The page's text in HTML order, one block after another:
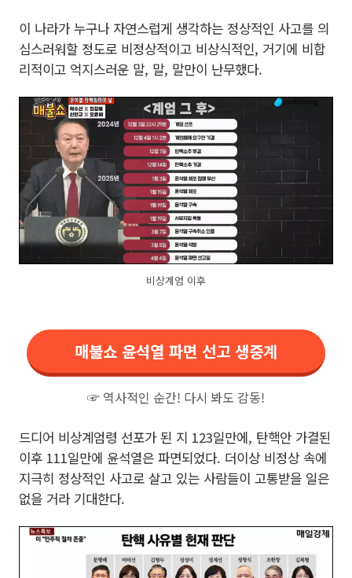
이 나라가 누구나 자연스럽게 생각하는 정상적인 사고를 의
심스러워할 정도로 비정상적이고 비상식적인, 거기에 비합
리적이고 억지스러운 말, 말, 말만이 난무했다.
비상계엄 이후
매불쇼 윤석열 파면 선고 생중계
☞ 역사적인 순간! 다시 봐도 감동!
드디어 비상계엄령 선포가 된 지 123일만에, 탄핵안 가결된
이후 111일만에 윤석열은 파면되었다. 더이상 비정상 속에
지극히 정상적인 사고로 살고 있는 사람들이 고통받을 일은
없을 거라 기대한다.